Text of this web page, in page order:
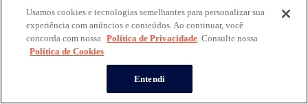
Usamos cookies e tecnologias semelhantes para personalizar sua
experiência com anúncios e conteúdos. Ao continuar, você
concorda com nossa Política de Privacidade. Consulte nossa
Política de Cookies
Entendi